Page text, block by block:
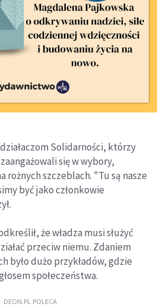
Solidarności, którzy
się w wybory,
rożnych szczeblach. "Tu są nasze
być jako członkowie
że władza musi służyć
przeciw niemu. Zdaniem
było dużo przykładów, gdzie
społeczeństwa.
DEON.PL POLECA